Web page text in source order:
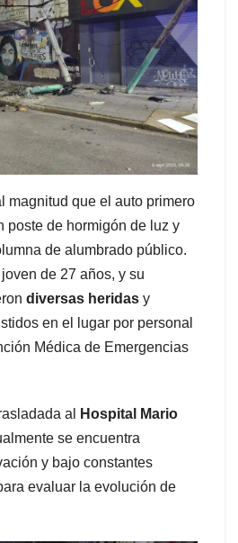
magnitud que el auto primero
poste de hormigón de luz y
de alumbrado público.
de 27 años, y su
diversas heridas y
en el lugar por personal
Médica de Emergencias
al
Hospital Mario
se encuentra
y bajo constantes
evaluar la evolución de